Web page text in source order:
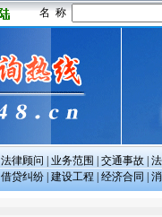
名 称
法律顾问 业务范围 交通事故|
借贷纠纷| 建设工程 经济合同